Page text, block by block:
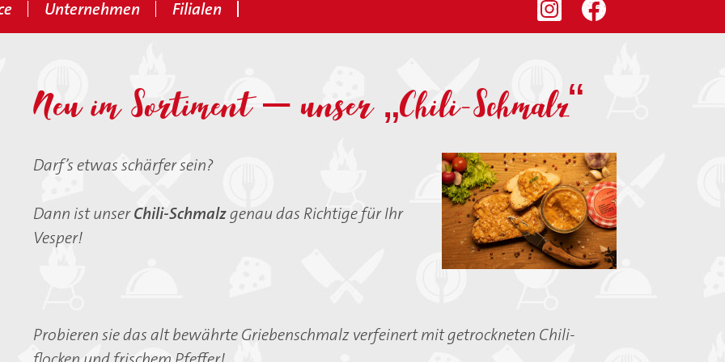
Unternehmen Filialen
Neu im Sortiment – unser „Chili-Schmalz“
Darf’s etwas schärfer sein?
Dann ist unserChili-Schmalzgenau das Richtige für Ihr
Vesper!
Probieren sie das alt bewährte Griebenschmalz verfeinert mit getrockneten Chili-